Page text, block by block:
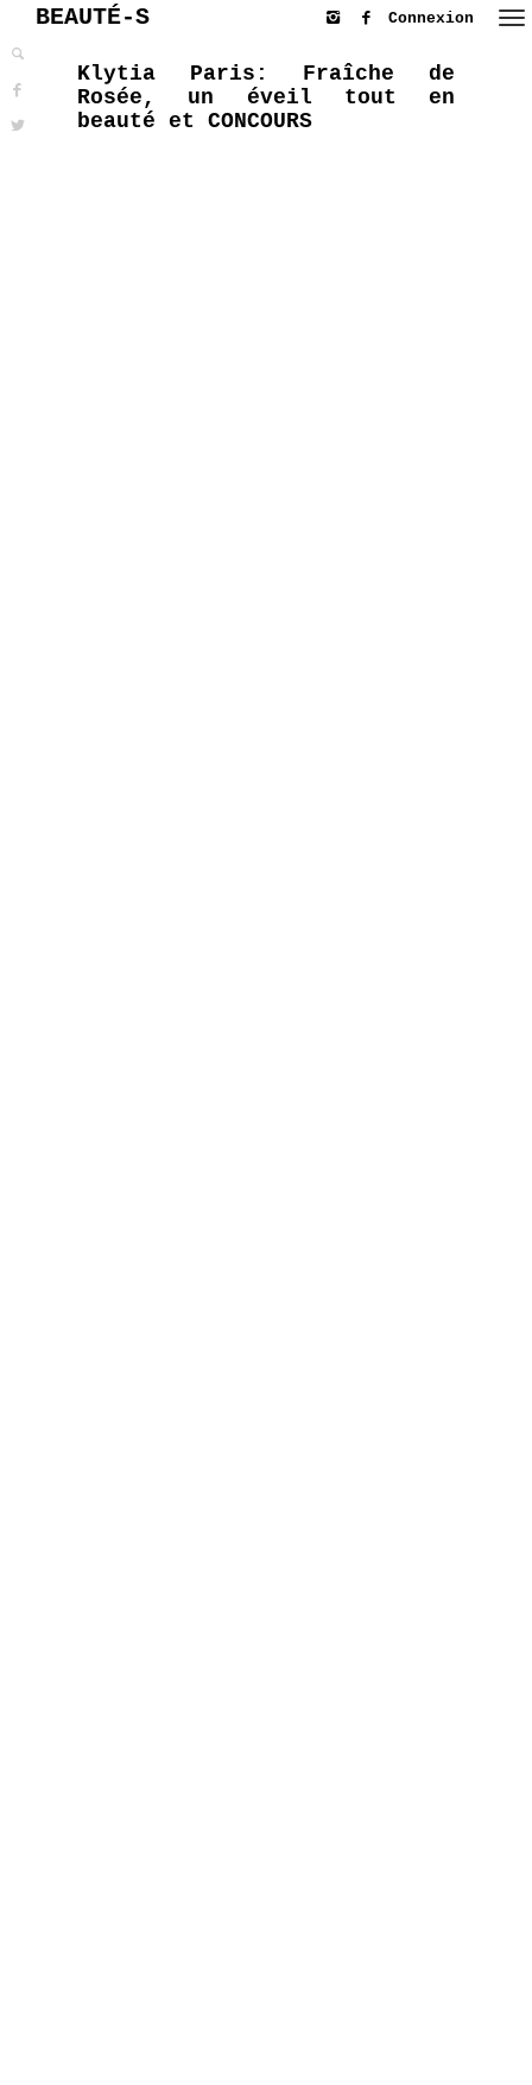
BEAUTÉ-S Connexion
Klytia Paris: Fraîche de
Rosée, un éveil tout en
beauté et CONCOURS